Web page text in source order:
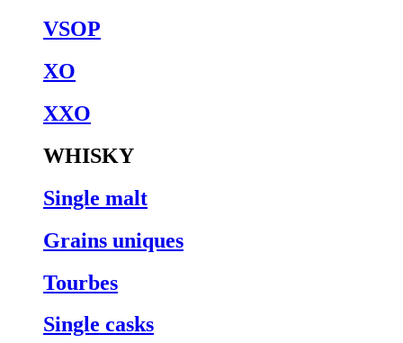
VSOP
XO
XXO
WHISKY
Single malt
Grains uniques
Tourbes
Single casks